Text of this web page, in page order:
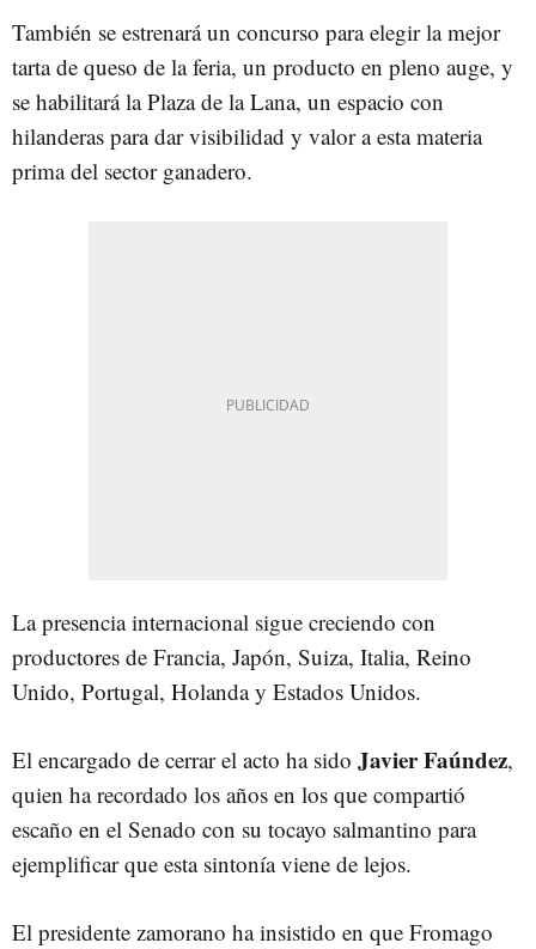
También se estrenará un concurso para elegir la mejor
tarta de queso de la feria, un producto en pleno auge, y
se habilitará la Plaza de la Lana, un espacio con
hilanderas para dar visibilidad y valor a esta materia
prima del sector ganadero.
La presencia internacional sigue creciendo con
productores de Francia, Japón, Suiza, Italia, Reino
Unido, Portugal, Holanda y Estados Unidos.
El encargado de cerrar el acto ha sido Javier Faúndez,
quien ha recordado los años en los que compartió
escaño en el Senado con su tocayo salmantino para
ejemplificar que esta sintonía viene de lejos.
El presidente zamorano ha insistido en que Fromago